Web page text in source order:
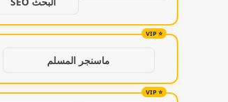
ماسنجر المسلم